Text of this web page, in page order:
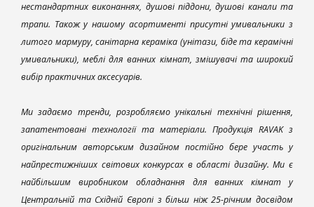
нестандартних виконаннях, душові піддони, душові канали та
трапи. Також у нашому асортименті присутні умивальники з
литого мармуру, санітарна кераміка (унітази, біде та керамічні
умивальники), меблі для ванних кімнат, змішувачі та широкий
вибір практичних аксесуарів.
Ми задаємо тренди, розробляємо унікальні технічні рішення,
запатентовані технології та матеріали. Продукція RAVAK з
оригінальним авторським дизайном постійно бере участь у
найпрестижніших світових конкурсах в області дизайну. Ми є
найбільшим виробником обладнання для ванних кімнат у
Центральній та Східній Європі з більш ніж 25-річним досвідом